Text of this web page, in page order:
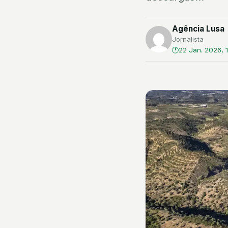
Agência Lusa
Jornalista
22 Jan. 2026,